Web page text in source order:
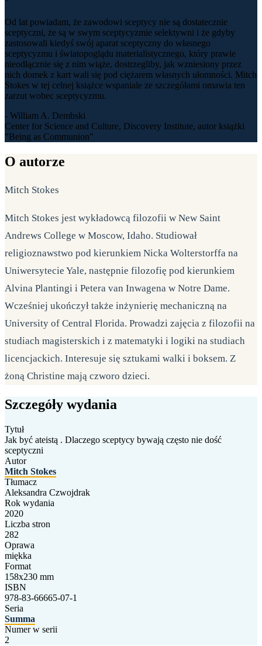
"
Od lat powiadam, że zawodowi sceptycy nie są dostatecznie
sceptyczni, że są w swym sceptycyzmie selektywni i że gdyby
zastosowali kiedyś swój aparat sceptyczny do własnego
sceptycyzmu i światopoglądu materialistycznego, który prawie
nieodłącznie się z nim wiąże, dostrzegliby, jak wzniesiony przez
nich domek z kart wali się pod ciężarem własnych ułomności. Mitch
Stokes w tej celnej książce wspaniale ze szczegółami omawia ten
zarzut wobec sceptycyzmu.
- William A. Dembski
Center for Science and Culture, Discovery Institute, autor książki
"Being as Communion"
O autorze
Mitch Stokes
Mitch Stokes jest wykładowcą filozofii w New Saint
Andrews College w Moscow, Idaho. Studiował
religioznawstwo pod kierunkiem Nicka Wolterstorffa na
Uniwersytecie Yale, następnie filozofię pod kierunkiem
Alvina Plantingi i Petera van Inwagena w Notre Dame.
Wcześniej ukończył także inżynierię mechaniczną na
University of Central Florida. Prowadzi zajęcia z filozofii na
studiach magisterskich i z matematyki i logiki na studiach
licencjackich. Interesuje się sztukami walki i boksem. Z
żoną Christine mają czworo dzieci.
Szczegóły wydania
Tytuł
Jak być ateistą . Dlaczego sceptycy bywają często nie dość
sceptyczni
Autor
Mitch Stokes
Tłumacz
Aleksandra Czwojdrak
Rok wydania
2020
Liczba stron
282
Oprawa
miękka
Format
158x230 mm
ISBN
978-83-66665-07-1
Seria
Summa
Numer w serii
2